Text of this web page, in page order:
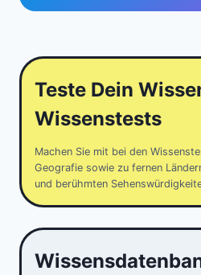
Teste Dein
Wissenstests
Machen Sie mit bei den
Geografie sowie zu fernen
und berühmten